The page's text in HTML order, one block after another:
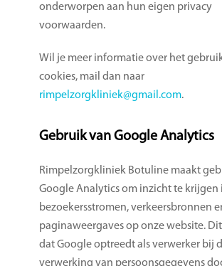
onderworpen aan hun eigen privacy
voorwaarden.
Wil je meer informatie over het
cookies, mail dan naar
rimpelzorgkliniek@gmail.com.
Gebruik van Google Analytics
Rimpelzorgkliniek Botuline maakt
Google Analytics om inzicht te krijgen
bezoekersstromen, verkeersbronnen
paginaweergaves op onze website.
dat Google optreedt als verwerker bij
verwerking van persoonsgegevens